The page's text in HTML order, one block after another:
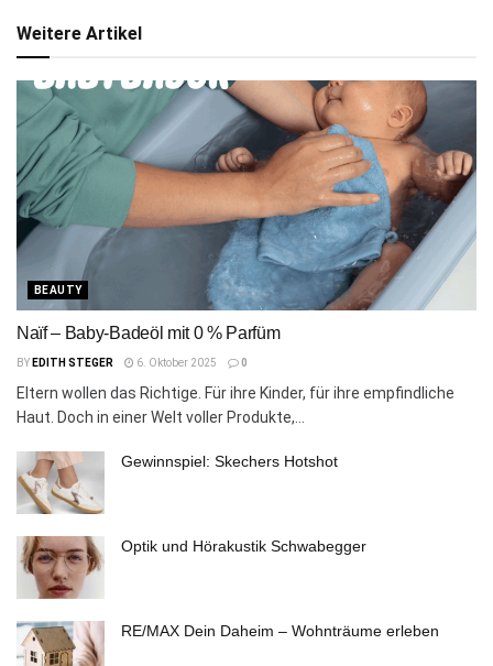
Weitere Artikel
BEAUTY
Naïf – Baby-Badeöl mit 0 % Parfüm
BY EDITH STEGER 6. Oktober 2025 0
Eltern wollen das Richtige. Für ihre Kinder, für ihre empfindliche
Haut. Doch in einer Welt voller Produkte,...
Gewinnspiel: Skechers Hotshot
Optik und Hörakustik Schwabegger
RE/MAX Dein Daheim – Wohnträume erleben